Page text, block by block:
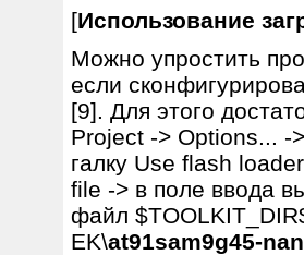
[Использование
Можно упростить
если
[9]. Для этого
Project -> Options... -
галку Use flash
file -> в поле ввода
файл
EK\at91sam9g45-